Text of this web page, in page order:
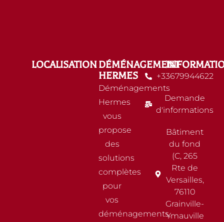
LOCALISATIONDÉMÉNAGEMENT
HERMES
Déménagements
Hermes
vous
propose
des
solutions
complètes
pour
vos
déménagements,
+33679944622
Demande
d'informations
Bâtiment
du fond
(C, 265
Rte de
Versailles,
76110
Grainville-
Ymauville